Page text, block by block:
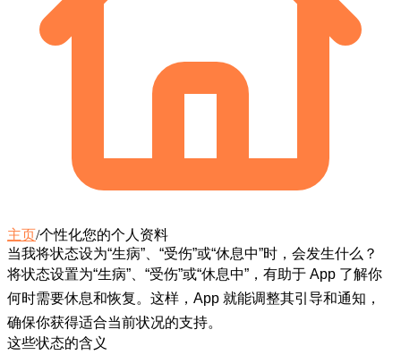
主页/个性化您的个人资料
当我将状态设为“生病”、“受伤”或“休息中”时，会发生什么？
将状态设置为“生病”、“受伤”或“休息中” ，有助于 App 了解你
何时需要休息和恢复。这样，App 就能调整其引导和通知，
确保你获得适合当前状况的支持。
这些状态的含义